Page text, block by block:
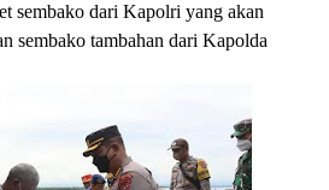
sembako dari Kapolri yang akan
sembako tambahan dari Kapolda